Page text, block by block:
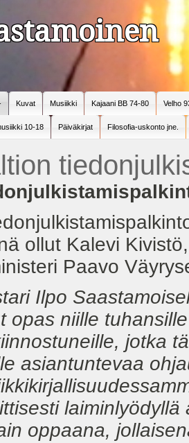
Kuvat Musiikki Kajaani BB 74-80 Velho
10-18 Päiväkirjat Filosofia-uskonto jne.
ollut Kalevi
Paavo
Ilpo
opas niille
jotka
asiantuntevaa
oppaana,